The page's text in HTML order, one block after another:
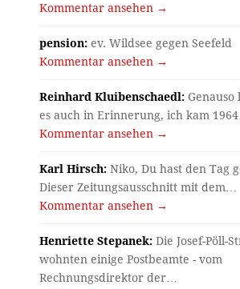
Kommentar ansehen →
pension: ev. Wildsee gegen Seefeld
Kommentar ansehen →
Reinhard Kluibenschaedl: Genauso
es auch in Erinnerung, ich kam
Kommentar ansehen →
Karl Hirsch: Niko, Du hast den Tag
Dieser Zeitungsausschnitt mit dem…
Kommentar ansehen →
Henriette Stepanek: Die Josef-Pöll-
wohnten einige Postbeamte - vom
Rechnungsdirektor der…